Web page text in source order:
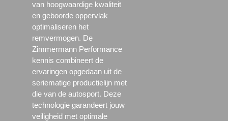
van hoogwaardige kwaliteit
en geboorde oppervlak
optimaliseren het
remvermogen. De
Zimmermann Performance
kennis combineert de
ervaringen opgedaan uit de
seriematige productielijn met
die van de autosport. Deze
technologie garandeert jouw
veiligheid met optimale